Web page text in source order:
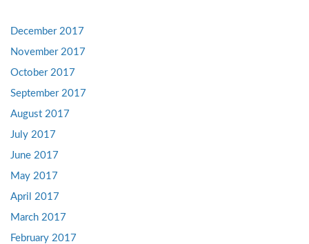
December 2017
November 2017
October 2017
September 2017
August 2017
July 2017
June 2017
May 2017
April 2017
March 2017
February 2017